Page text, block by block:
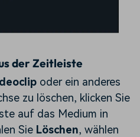
der Zeitleiste
oder ein anderes
zu löschen, klicken Sie
auf das Medium in
Sie Löschen, wählen